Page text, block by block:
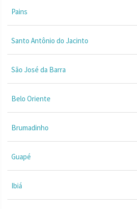
Pains
Santo Antônio do Jacinto
São José da Barra
Belo Oriente
Brumadinho
Guapé
Ibiá